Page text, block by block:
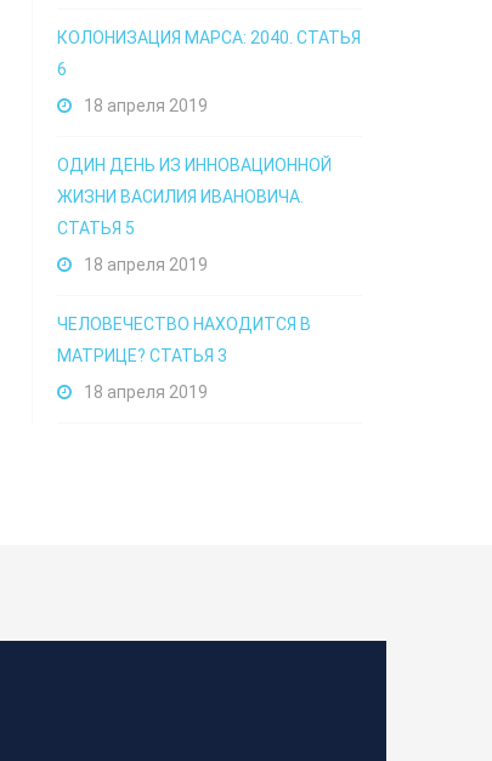
КОЛОНИЗАЦИЯ МАРСА: 2040. СТАТЬЯ
6
18 апреля 2019
ОДИН ДЕНЬ ИЗ ИННОВАЦИОННОЙ
ЖИЗНИ ВАСИЛИЯ ИВАНОВИЧА.
СТАТЬЯ 5
18 апреля 2019
ЧЕЛОВЕЧЕСТВО НАХОДИТСЯ В
МАТРИЦЕ? СТАТЬЯ 3
18 апреля 2019